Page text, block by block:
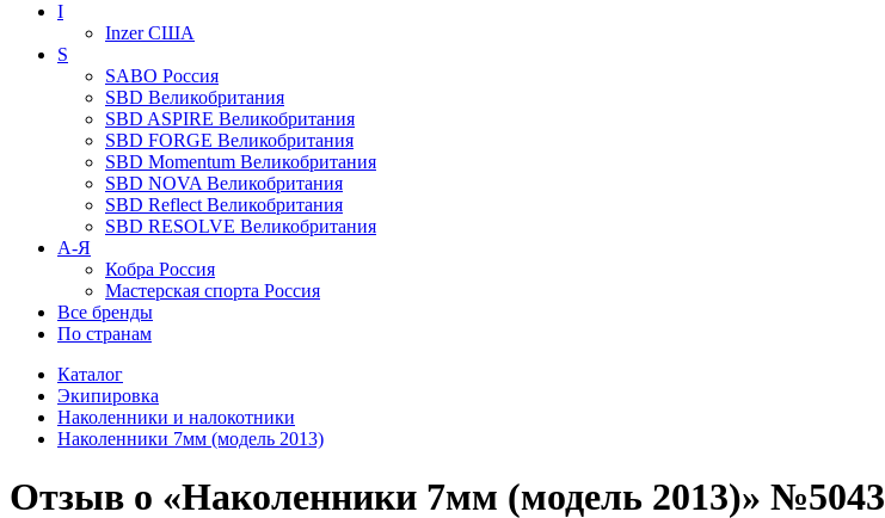
I
InzerСША
S
SABO Россия
SBD Великобритания
SBD ASPIRE Великобритания
SBD FORGE Великобритания
SBD Momentum Великобритания
SBD NOVA Великобритания
SBD Reflect Великобритания
SBD RESOLVE Великобритания
А-Я
Кобра Россия
Мастерская спорта Россия
Все бренды
По странам
Каталог
Экипировка
Наколенники и налокотники
Наколенники 7мм (модель 2013)
Отзыв о «Наколенники 7мм (модель 2013)» №5043